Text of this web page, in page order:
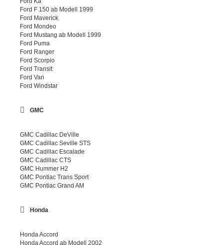
Ford F 150 ab Modell 1999
Ford Maverick
Ford Mondeo
Ford Mustang ab Modell 1999
Ford Puma
Ford Ranger
Ford Scorpio
Ford Transit
Ford Van
Ford Windstar
GMC
GMC Cadillac DeVille
GMC Cadillac Seville STS
GMC Cadillac Escalade
GMC Cadillac CTS
GMC Hummer H2
GMC Pontiac Trans Sport
GMC Pontiac Grand AM
Honda
Honda Accord
Honda Accord ab Modell 2002